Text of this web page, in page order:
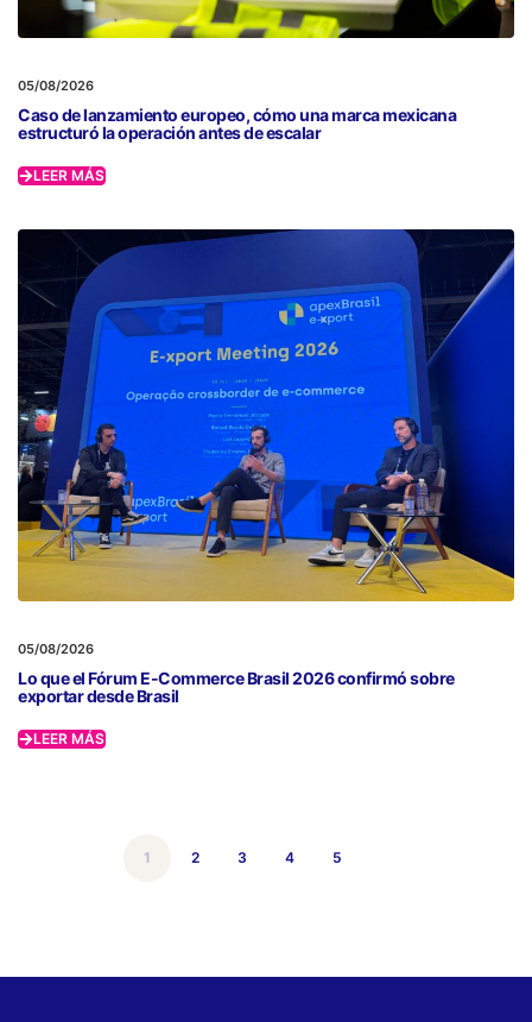
05/08/2026
Caso de lanzamiento europeo, cómo una marca mexicana
estructuró la operación antes de escalar
LEER MÁS
05/08/2026
Lo que el Fórum E-Commerce Brasil 2026 confirmó sobre
exportar desde Brasil
LEER MÁS
1 2 3 4 5